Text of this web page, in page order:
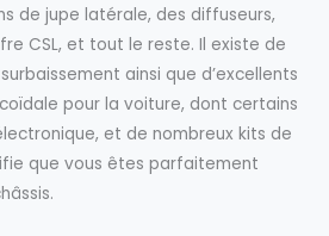
de jupe latérale, des diffuseurs,
CSL, et tout le reste. Il existe de
ainsi que d’excellents
pour la voiture, dont certains
et de nombreux kits de
que vous êtes parfaitement